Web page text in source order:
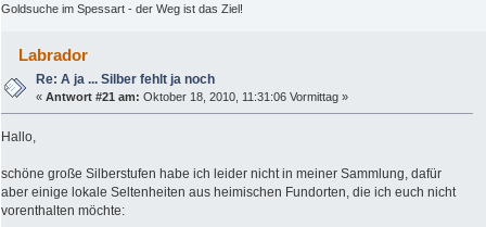
Goldsuche im Spessart - der Weg ist das Ziel!
Labrador
Re: A ja ... Silber fehlt ja noch
«Antwort #21 am: Oktober 18, 2010, 11:31:06 Vormittag »
Hallo,
schöne große Silberstufen habe ich leider nicht in meiner Sammlung, dafür
aber einige lokale Seltenheiten aus heimischen Fundorten, die ich euch nicht
vorenthalten möchte: